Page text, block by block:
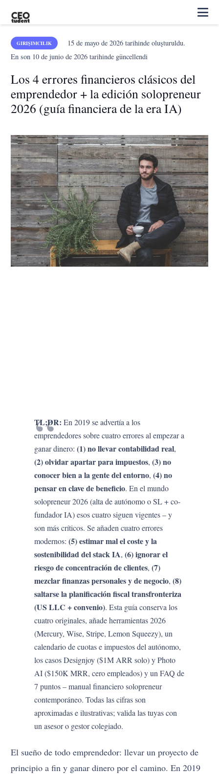
GIRIŞIMCILIK 15 de mayo de 2026tarihinde oluşturuldu.
En son 10 de junio de 2026 tarihinde güncellendi
Los 4 errores financieros clásicos del
emprendedor + la edición solopreneur
2026 (guía financiera de la era IA)
TL;DR: En 2019 se advertía a los
emprendedores sobre cuatro errores al empezar a
ganar dinero:(1) no llevar contabilidad real,
(2) olvidar apartar para impuestos,(3) no
conocer bien a la gente del entorno,(4) no
pensar en clave de beneficio. En el mundo
solopreneur 2026 (alta de autónomo o SL + co-
fundador IA) esos cuatro siguen vigentes – y
son más críticos. Se añaden cuatro errores
modernos:(5) estimar mal el coste y la
sostenibilidad del stack IA,(6) ignorar el
riesgo de concentración de clientes,(7)
mezclar finanzas personales y de negocio,(8)
saltarse la planificación fiscal transfronteriza
(US LLC + convenio). Esta guía conserva los
cuatro originales, añade herramientas 2026
(Mercury, Wise, Stripe, Lemon Squeezy), un
calendario de cuotas e impuestos del autónomo,
los casos Designjoy ($1M ARR solo) y Photo
AI ($150K MRR, cero empleados) y un FAQ de
7 puntos – manual financiero solopreneur
contemporáneo. Todas las cifras son
aproximadas e ilustrativas; valida las tuyas con
un asesor o gestor colegiado.
El sueño de todo emprendedor: llevar un proyecto de
principio a fin y ganar dinero por el camino. En 2019